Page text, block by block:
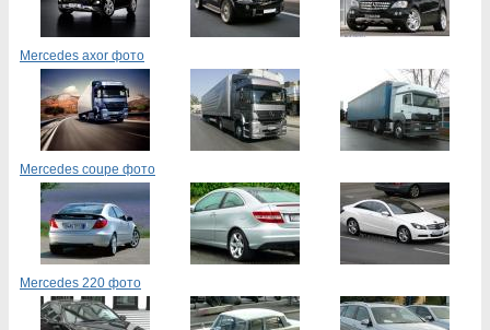
Mercedes axor фото
Mercedes coupe фото
Mercedes 220 фото